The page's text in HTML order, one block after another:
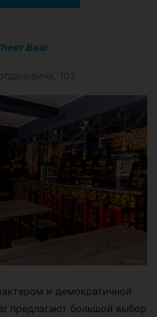
Bear
102
и демократичной
предлагают большой выбор